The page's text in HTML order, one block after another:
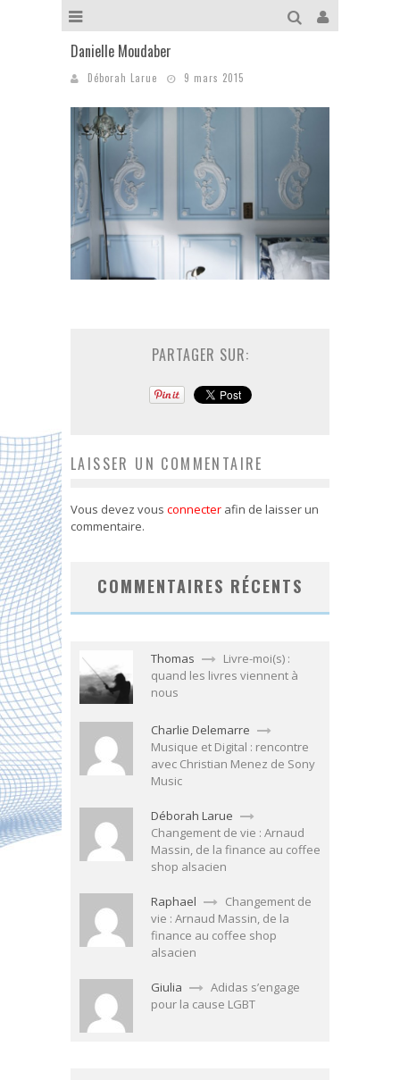
Danielle Moudaber
Déborah Larue 9 mars 2015
PARTAGER SUR:
LAISSER UN COMMENTAIRE
Vous devez vous connecter afin de laisser un
commentaire.
COMMENTAIRES RÉCENTS
Thomas
Livre-moi(s) :
quand les livres viennent à
nous
Charlie Delemarre
Musique et Digital : rencontre
avec Christian Menez de Sony
Music
Déborah Larue
Changement de vie : Arnaud
Massin, de la finance au coffee
shop alsacien
Raphael
Changement de
vie : Arnaud Massin, de la
finance au coffee shop
alsacien
Giulia
Adidas s’engage
pour la cause LGBT